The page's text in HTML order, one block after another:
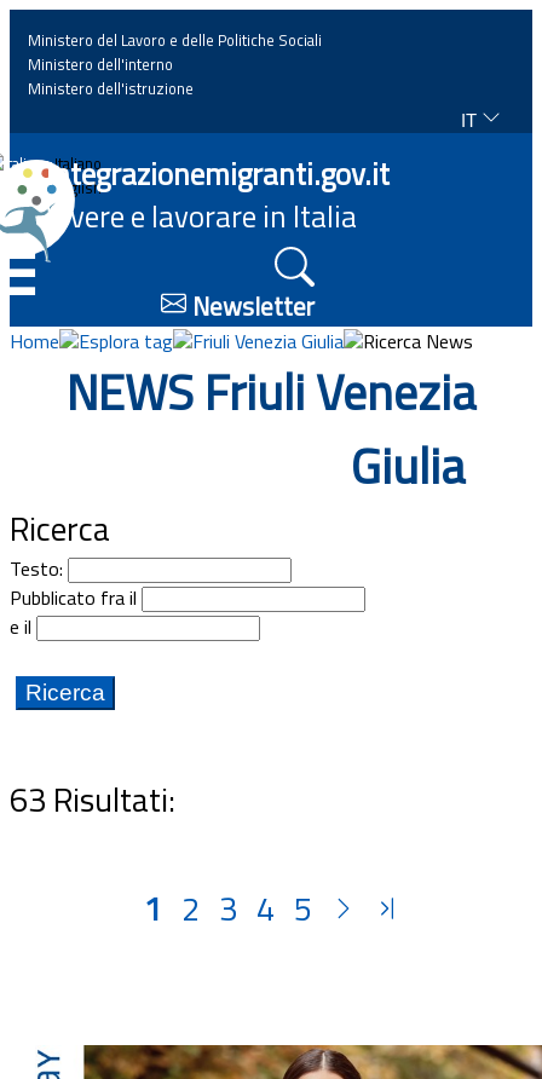
Home
News
Approfondimenti
Eventi
Documenti
Bandi
Guide
Ministero del Lavoro e delle Politiche Sociali
Ministero dell'interno
Ministero dell'istruzione
IT
Italiano
English
Integrazionemigranti.gov.it
Vivere e lavorare in Italia
Newsletter
Home Esplora tag Friuli Venezia Giulia Ricerca News
NEWS Friuli Venezia
Giulia
Ricerca
Testo:
Pubblicato fra il
e il
63 Risultati:
1 2 3 4 5